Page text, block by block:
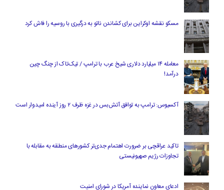
مسکو نقشه اوکراین برای کشاندن ناتو به درگیری با روسیه را فاش کرد
معامله ۱۴ میلیارد دلاری شیخ عرب با ترامپ / تیک‌تاک از چنگ چین
درآمد!
آکسیوس: ترامپ به توافق آتش‌بس در غزه ظرف ۲ روز آینده امیدوار است
تاکید عراقچی بر ضرورت اهتمام جدی‌تر کشورهای منطقه به مقابله با
تجاوزات رژیم صهیونیستی
ادعای معاون نماینده آمریکا در شورای امنیت